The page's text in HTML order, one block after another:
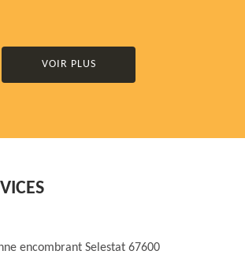
VOIR PLUS
encombrant Selestat 67600